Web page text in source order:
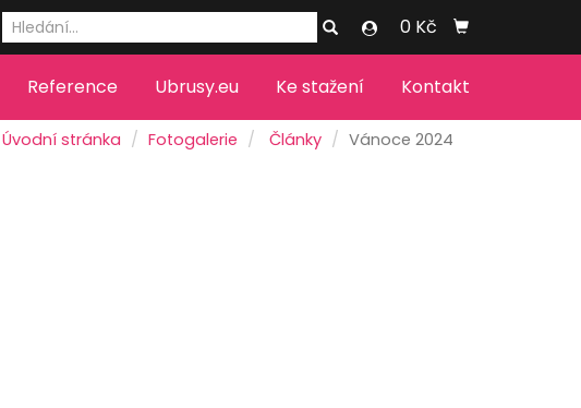
0 Kč
Reference Ubrusy.eu Ke stažení Kontakt
Úvodní stránka Fotogalerie Články Vánoce 2024